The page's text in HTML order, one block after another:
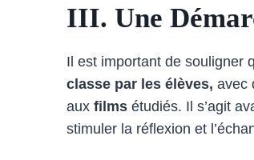
III. Une
Il est important de souligner
classe par les élèves, avec
aux films étudiés. Il s’agit
stimuler la réflexion et